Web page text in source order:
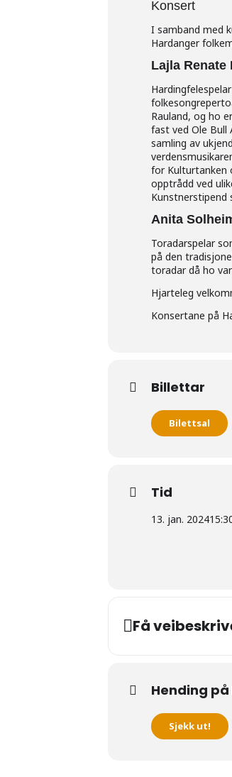
Konsert
I samband med
Hardanger
Lajla Renate
Rauland, og ho
fast ved Ole Bull
samling av
for Kulturtanken
opptrådd ved
Kunstnerstipend
Anita
Toradarspelar
på den
toradar då ho
Hjarteleg
Konsertane på
Billettar
Bilettsal
Tid
13. jan. 2024
Få
Hending
Sjekk ut!